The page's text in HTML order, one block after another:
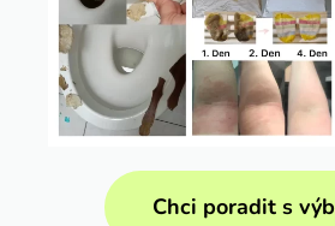
Chci poradit s